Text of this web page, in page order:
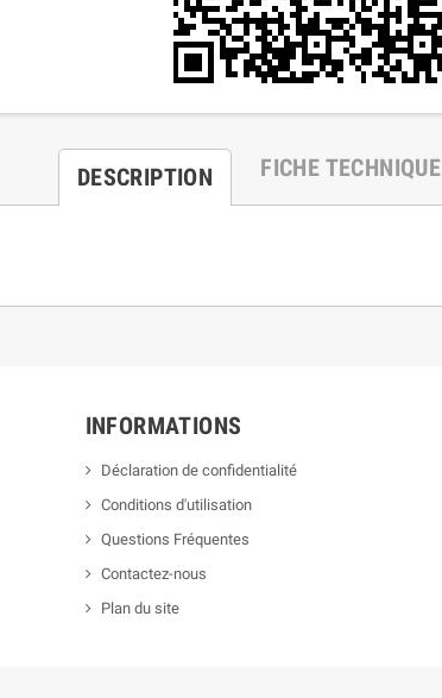
DESCRIPTION FICHE TECHNIQUE
INFORMATIONS
Déclaration de confidentialité
Conditions d'utilisation
Questions Fréquentes
Contactez-nous
Plan du site